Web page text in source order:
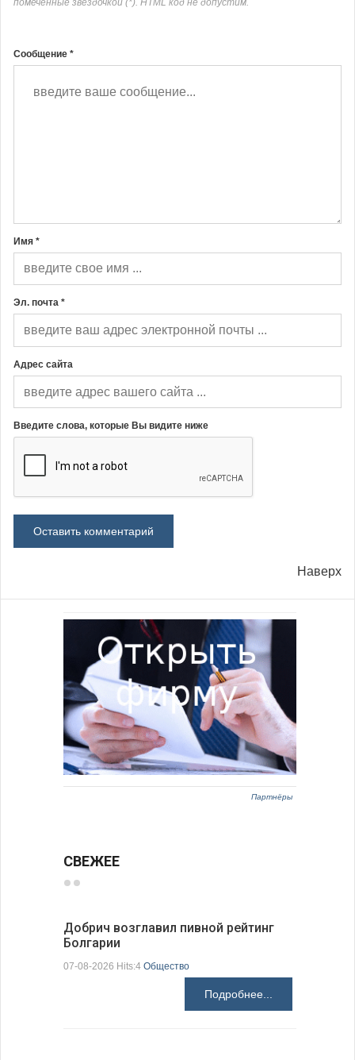
Сообщение *
Имя *
Эл. почта *
Адрес сайта
Введите слова, которые Вы видите ниже
Наверх
Партнёры
СВЕЖЕЕ
Добрич возглавил пивной рейтинг
Болгарии
07-08-2026 Hits:4 Общество
Подробнее...